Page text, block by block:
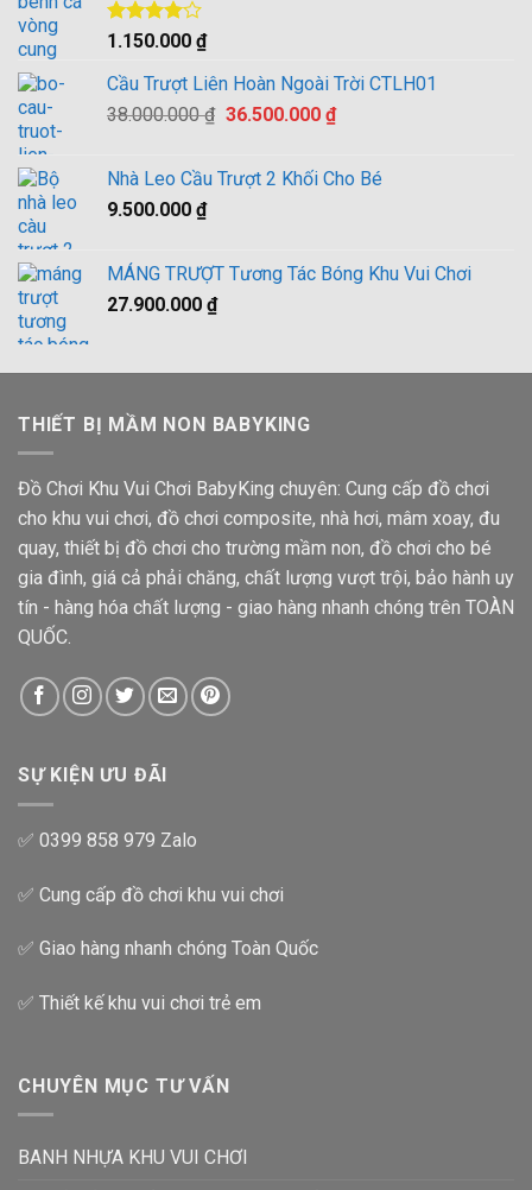
Được
4.00 5
sao
1.150.000 ₫
Cầu Trượt Liên Hoàn Ngoài Trời CTLH01
38.000.000₫ Giá
38.000.000 ₫.
36.500.000 ₫Giá
là:
Nhà Leo Cầu Trượt 2 Khối Cho Bé
9.500.000 ₫
MÁNG TRƯỢT Tương Tác Bóng Khu Vui Chơi
27.900.000 ₫
THIẾT BỊ MẦM NON BABYKING
Đồ Chơi Khu Vui Chơi BabyKing chuyên: Cung cấp đồ chơi
cho khu vui chơi, đồ chơi composite, nhà hơi, mâm xoay, đu
quay, thiết bị đồ chơi cho trường mầm non, đồ chơi cho bé
gia đình, giá cả phải chăng, chất lượng vượt trội, bảo hành uy
tín - hàng hóa chất lượng - giao hàng nhanh chóng trên TOÀN
QUỐC.
SỰ KIỆN ƯU ĐÃI
✅ 0399 858 979 Zalo
✅ Cung cấp đồ chơi khu vui chơi
✅ Giao hàng nhanh chóng Toàn Quốc
✅ Thiết kế khu vui chơi trẻ em
CHUYÊN MỤC TƯ VẤN
BANH NHỰA KHU VUI CHƠI